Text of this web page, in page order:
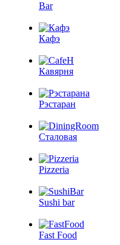
Bar
Кафэ
Кавярня
Рэстаран
Сталовая
Pizzeria
Sushi bar
Fast Food